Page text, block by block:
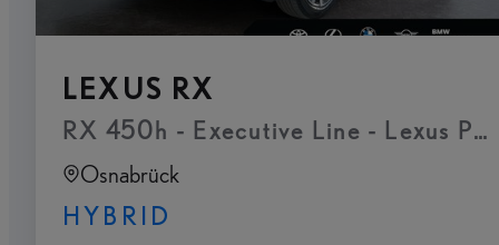
LEXUS RX
RX 450h - Executive Line - Lexus
Osnabrück
HYBRID